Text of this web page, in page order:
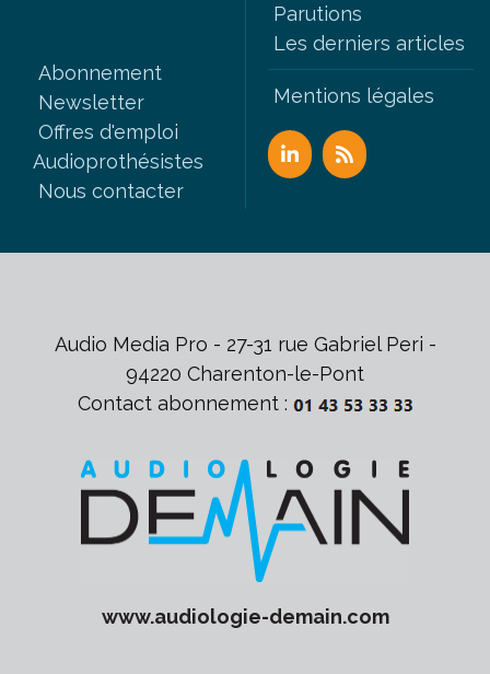
Parutions
Les derniers articles
Abonnement
Newsletter
Offres d'emploi
Audioprothésistes
Nous contacter
Mentions légales
Audio Media Pro - 27-31 rue Gabriel Peri -
94220 Charenton-le-Pont
Contact abonnement :
www.audiologie-demain.com